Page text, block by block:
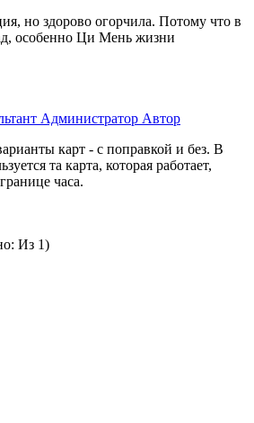
но здорово огорчила. Потому что в
особенно Ци Мень жизни
Администратор Автор
карт - с поправкой и без. В
та карта, которая работает,
часа.
Из 1)